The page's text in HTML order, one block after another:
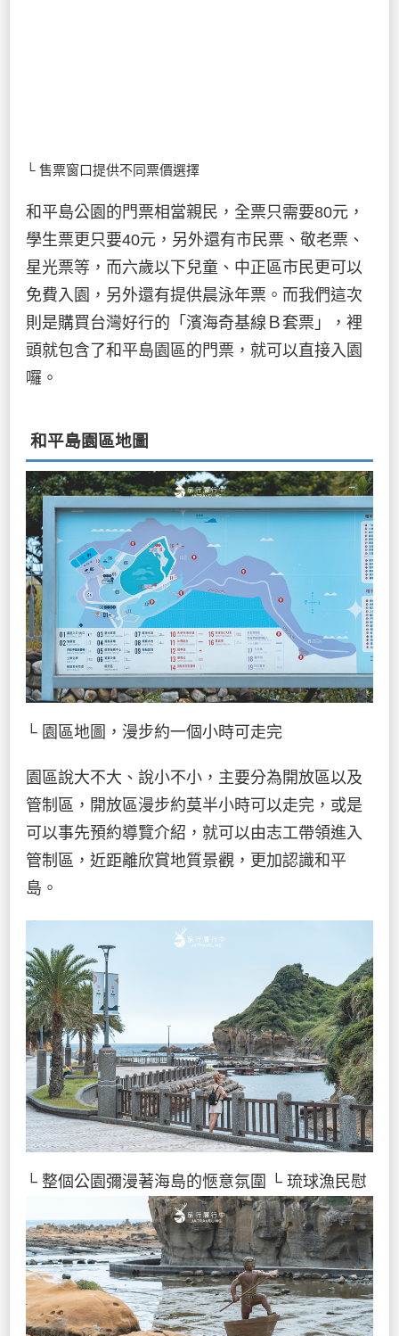
└ 售票窗口提供不同票價選擇
和平島公園的門票相當親民，全票只需要80元，
學生票更只要40元，另外還有市民票、敬老票、
星光票等，而六歲以下兒童、中正區市民更可以
免費入園，另外還有提供晨泳年票。而我們這次
則是購買台灣好行的「濱海奇基線Ｂ套票」，裡
頭就包含了和平島園區的門票，就可以直接入園
囉。
和平島園區地圖
└ 園區地圖，漫步約一個小時可走完
園區說大不大、說小不小，主要分為開放區以及
管制區，開放區漫步約莫半小時可以走完，或是
可以事先預約導覽介紹，就可以由志工帶領進入
管制區，近距離欣賞地質景觀，更加認識和平
島。
└ 整個公園彌漫著海島的愜意氛圍 └ 琉球漁民慰